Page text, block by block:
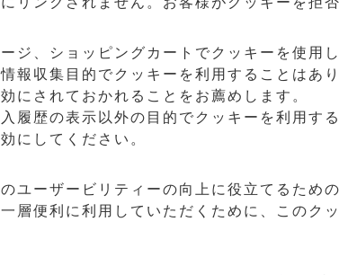
ジ、ショッピングカートでクッキーを使用
報収集目的でクッキーを利用することは
にされておかれることをお薦めします。
履歴の表示以外の目的でクッキーを利用す
にしてください。
ユーザービリティーの向上に役立てるため
層便利に利用していただくために、このク